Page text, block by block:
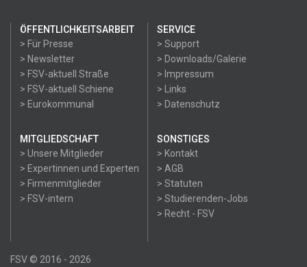
ÖFFENTLICHKEITSARBEIT
> Für Presse
> Newsletter
> FSV-aktuell Straße
> FSV-aktuell Schiene
> Eurokommunal
SERVICE
> Support
> Downloads/Galerie
> Impressum
> Links
> Datenschutz
MITGLIEDSCHAFT
> Unsere Mitglieder
> Expertinnen und Experten
> Firmenmitglieder
> FSV-intern
SONSTIGES
> Kontakt
> AGB
> Statuten
> Studierenden-Jobs
> Recht - FSV
FSV © 2016 - 2026